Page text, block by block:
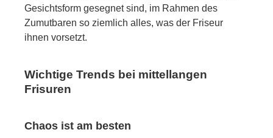
Gesichtsform gesegnet sind, im Rahmen des
Zumutbaren so ziemlich alles, was der Friseur
ihnen vorsetzt.
Wichtige Trends bei mittellangen
Frisuren
Chaos ist am besten